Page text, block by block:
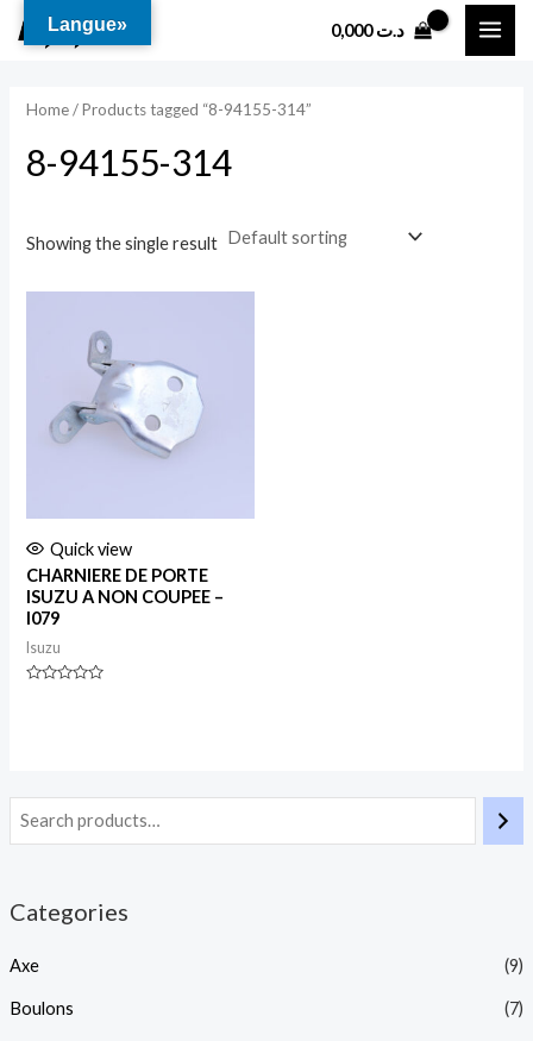
د.ت0,000
Categories
Axe (9)
Boulons (7)
Home/ Products tagged “8-94155-314”
8-94155-314
Showing the single result
Quick view
CHARNIERE DE PORTE
ISUZU A NON COUPEE –
I079
Isuzu
Langue»